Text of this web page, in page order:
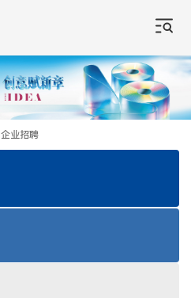
企业招聘